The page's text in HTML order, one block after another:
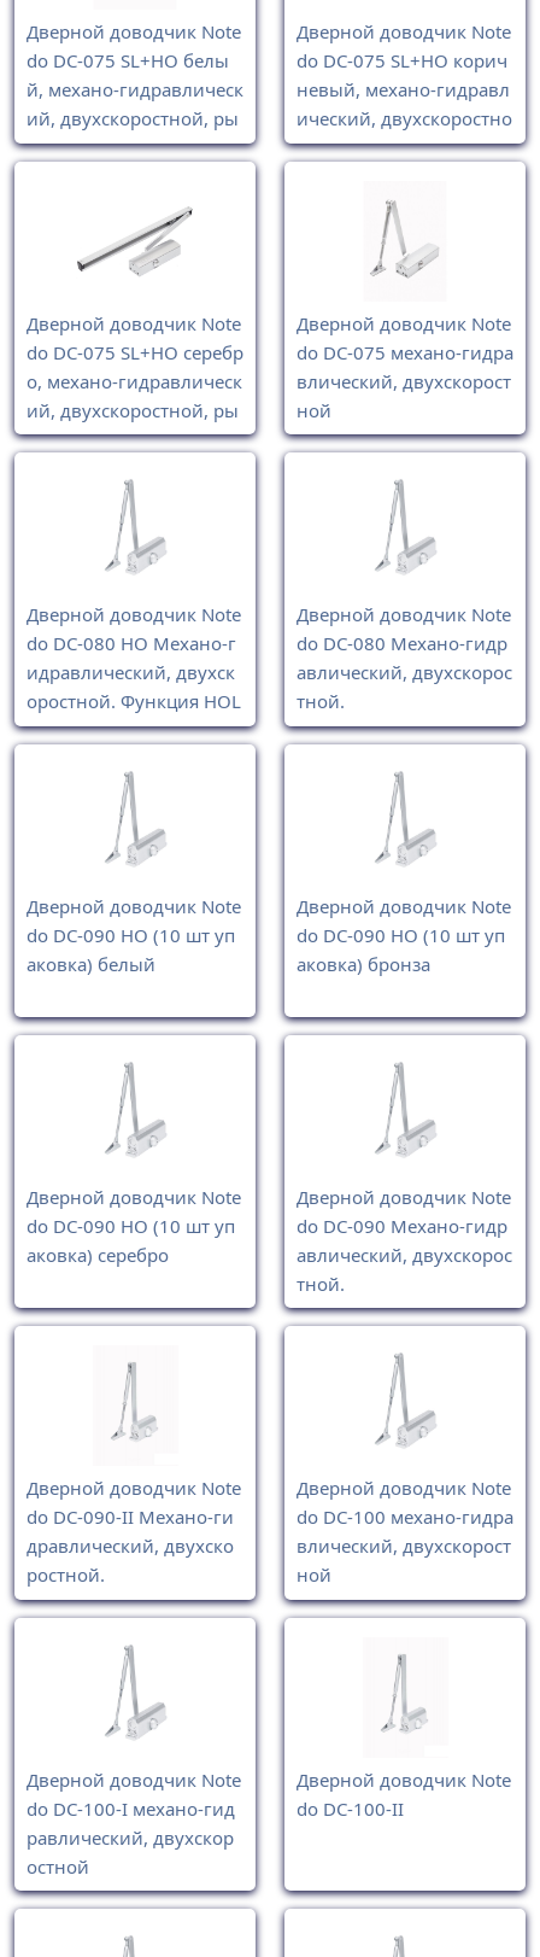
Дверной доводчик Note
do DC-075 SL+HO белы
й, механо-гидравлическ
ий, двухскоростной, ры
чаг со скользящей тяго
Дверной доводчик Note
do DC-075 SL+HO корич
невый, механо-гидравл
ический, двухскоростно
й, рычаг со скользящей
Дверной доводчик Note
do DC-075 SL+HO серебр
о, механо-гидравлическ
ий, двухскоростной, ры
чаг со скользящей тяго
Дверной доводчик Note
do DC-075 механо-гидра
влический, двухскорост
ной
Дверной доводчик Note
do DC-080 HO Механо-г
идравлический, двухск
оростной. Функция HOL
D OPEN - удерживание
Дверной доводчик Note
do DC-080 Механо-гидр
авлический, двухскорос
тной.
Дверной доводчик Note
do DC-090 HO (10 шт уп
аковка) белый
Дверной доводчик Note
do DC-090 HO (10 шт уп
аковка) бронза
Дверной доводчик Note
do DC-090 HO (10 шт уп
аковка) серебро
Дверной доводчик Note
do DC-090 Механо-гидр
авлический, двухскорос
тной.
Дверной доводчик Note
do DC-090-II Механо-ги
дравлический, двухско
ростной.
Дверной доводчик Note
do DC-100 механо-гидра
влический, двухскорост
ной
Дверной доводчик Note
do DC-100-I механо-гид
равлический, двухскор
остной
Дверной доводчик Note
do DC-100-II